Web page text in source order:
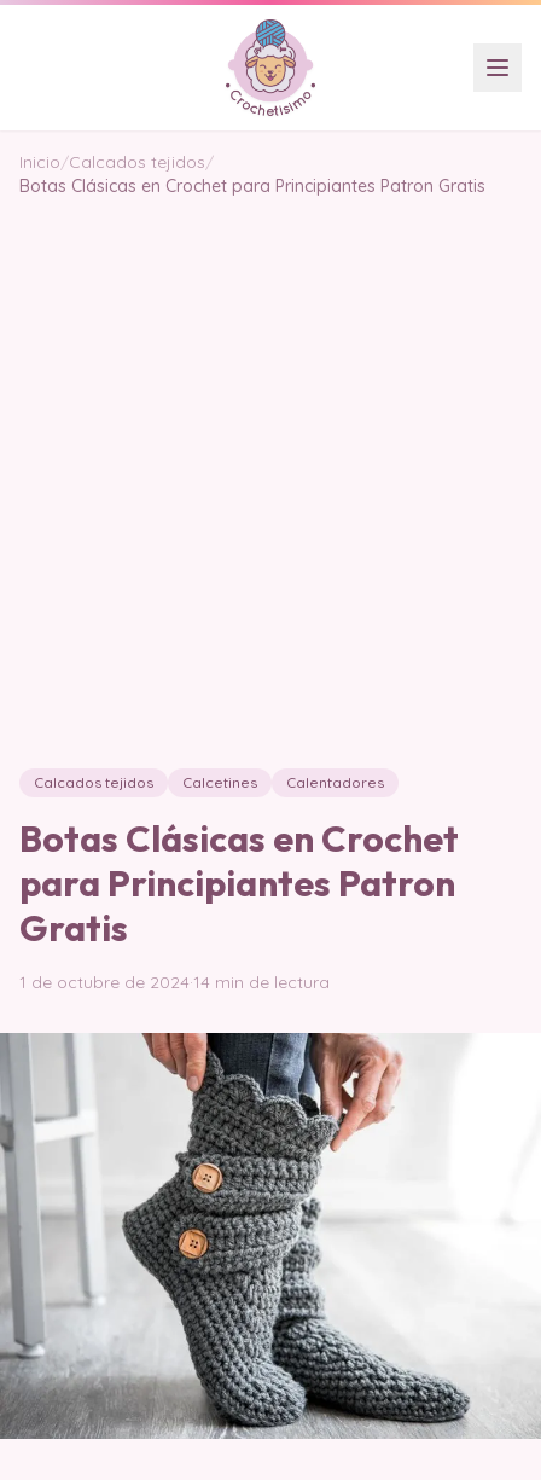
Inicio/Calcados tejidos/
Botas Clásicas en Crochet para Principiantes Patron Gratis
Calcados tejidos Calcetines Calentadores
Botas Clásicas en Crochet
para Principiantes Patron
Gratis
1 de octubre de 2024·14 min de lectura